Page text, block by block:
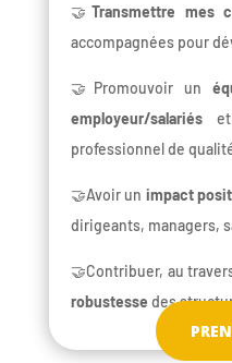
🤝Transmettre mes
accompagnées pour
🤝Promouvoir un
employeur/salariéset
professionnel de
🤝Avoir un impact
dirigeants, managers,
🤝Contribuer, au
robustesse des